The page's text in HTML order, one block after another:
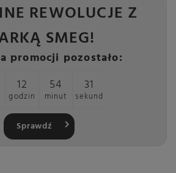
REWOLUCJE Z
SMEG!
promocji pozostało:
12
godzin
54
minut
31
sekund
Sprawdź